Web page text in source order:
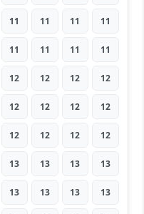
11 11 11 11
11 11 11 11
12 12 12 12
12 12 12 12
12 12 12 12
13 13 13 13
13 13 13 13